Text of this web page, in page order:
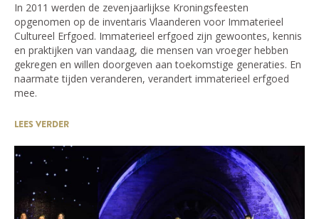
In 2011 werden de zevenjaarlijkse Kroningsfeesten
opgenomen op de inventaris Vlaanderen voor Immaterieel
Cultureel Erfgoed. Immaterieel erfgoed zijn gewoontes, kennis
en praktijken van vandaag, die mensen van vroeger hebben
gekregen en willen doorgeven aan toekomstige generaties. En
naarmate tijden veranderen, verandert immaterieel erfgoed
mee.
LEES VERDER